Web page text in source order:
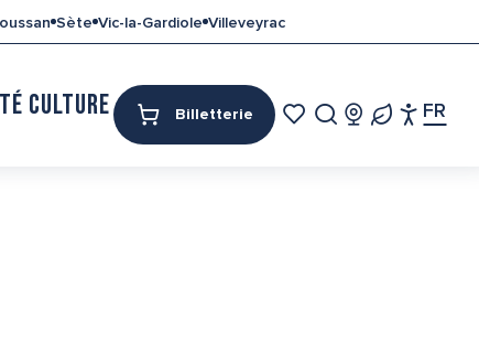
Billetterie FR
Sète Vic-la-Gardiole Villeveyrac
CULTURE MON SÉJOUR